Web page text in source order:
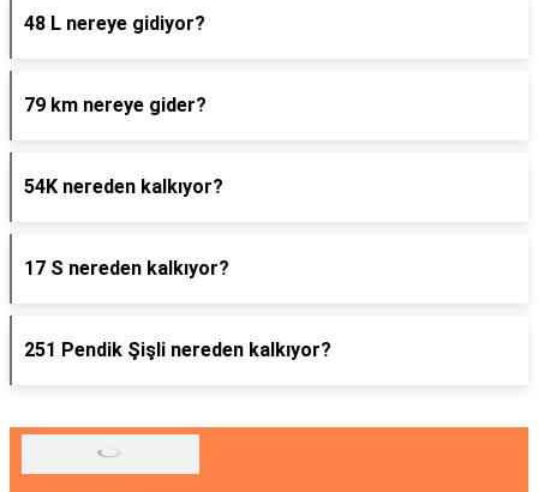
48 L nereye gidiyor?
79 km nereye gider?
54K nereden kalkıyor?
17 S nereden kalkıyor?
251 Pendik Şişli nereden kalkıyor?